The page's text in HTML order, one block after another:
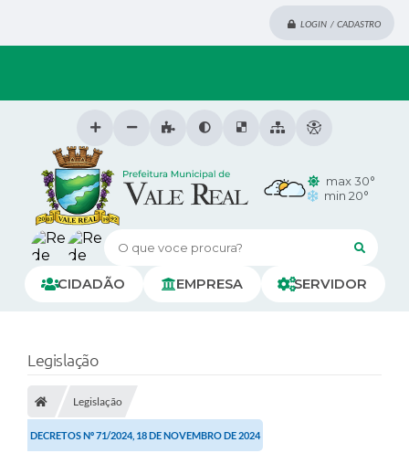
LOGIN / CADASTRO
O que voce procura?
CIDADÃO EMPRESA SERVIDOR
max 30°
min 20°
Legislação
Legislação
DECRETOS Nº 71/2024, 18 DE NOVEMBRO DE 2024